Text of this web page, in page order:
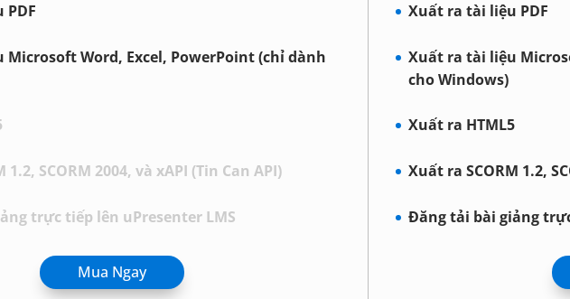
Word, Excel, PowerPoint (chỉ dành
1.2, SCORM 2004, và xAPI (Tin Can API)
trực tiếp lên uPresenter LMS
Mua Ngay
Xuất ra tài liệu PDF
Xuất ra tài liệu
cho Windows)
Xuất ra HTML5
Xuất ra SCORM 1.2,
Đăng tải bài giảng